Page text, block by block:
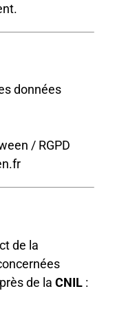
données
/ RGPD
de la
de la CNIL: